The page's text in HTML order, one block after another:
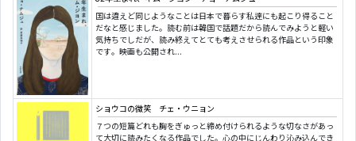
国は違えど同じようなことは日本で暮らす私達にも起こり得ること
だなと感じました。読む前は韓国で話題だから読んでみようと軽い
気持ちでしだが、読み終えてとても考えさせられる作品という印象
です。映画も公開され...
ショウコの微笑 チェ・ウニョン
７つの短篇どれも胸をぎゅっと締め付けられるような切なさがあっ
て大切に読みたくなる作品でした。心の中にじんわり沁み込んでき